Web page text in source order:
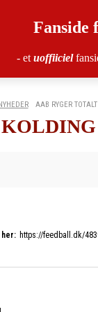
Fanside
- et uoffiiciel
AAB RYGER
her: https://feedball.dk/